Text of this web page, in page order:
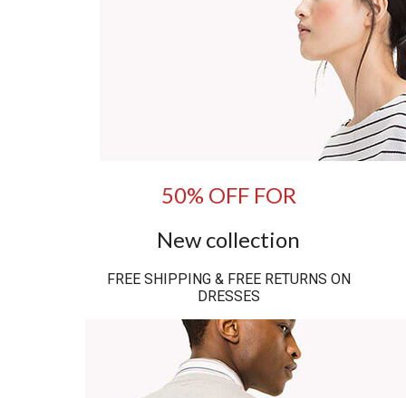
50% OFF FOR
New collection
FREE SHIPPING & FREE RETURNS ON
DRESSES